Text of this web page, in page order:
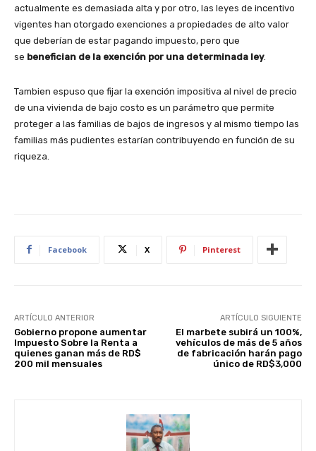
actualmente es demasiada alta y por otro, las leyes de incentivo
vigentes han otorgado exenciones a propiedades de alto valor
que deberían de estar pagando impuesto, pero que
se benefician de la exención por una determinada ley.
Tambien espuso que fijar la exención impositiva al nivel de precio
de una vivienda de bajo costo es un parámetro que permite
proteger a las familias de bajos de ingresos y al mismo tiempo las
familias más pudientes estarían contribuyendo en función de su
riqueza.
Facebook X Pinterest
ARTÍCULO ANTERIOR
Gobierno propone aumentar
Impuesto Sobre la Renta a
quienes ganan más de RD$
200 mil mensuales
ARTÍCULO SIGUIENTE
El marbete subirá un 100%,
vehículos de más de 5 años
de fabricación harán pago
único de RD$3,000